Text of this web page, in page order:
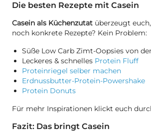
Die besten Rezepte mit Casein
Casein als Küchenzutat überzeugt
noch konkrete Rezepte? Kein Problem:
Süße Low Carb Zimt-Oopsies von
Leckeres & schnelles Protein Fluff
Proteinriegel selber machen
Erdnussbutter-Protein-Powershake
Protein Donuts
Für mehr Inspirationen klickt euch
Fazit: Das bringt Casein